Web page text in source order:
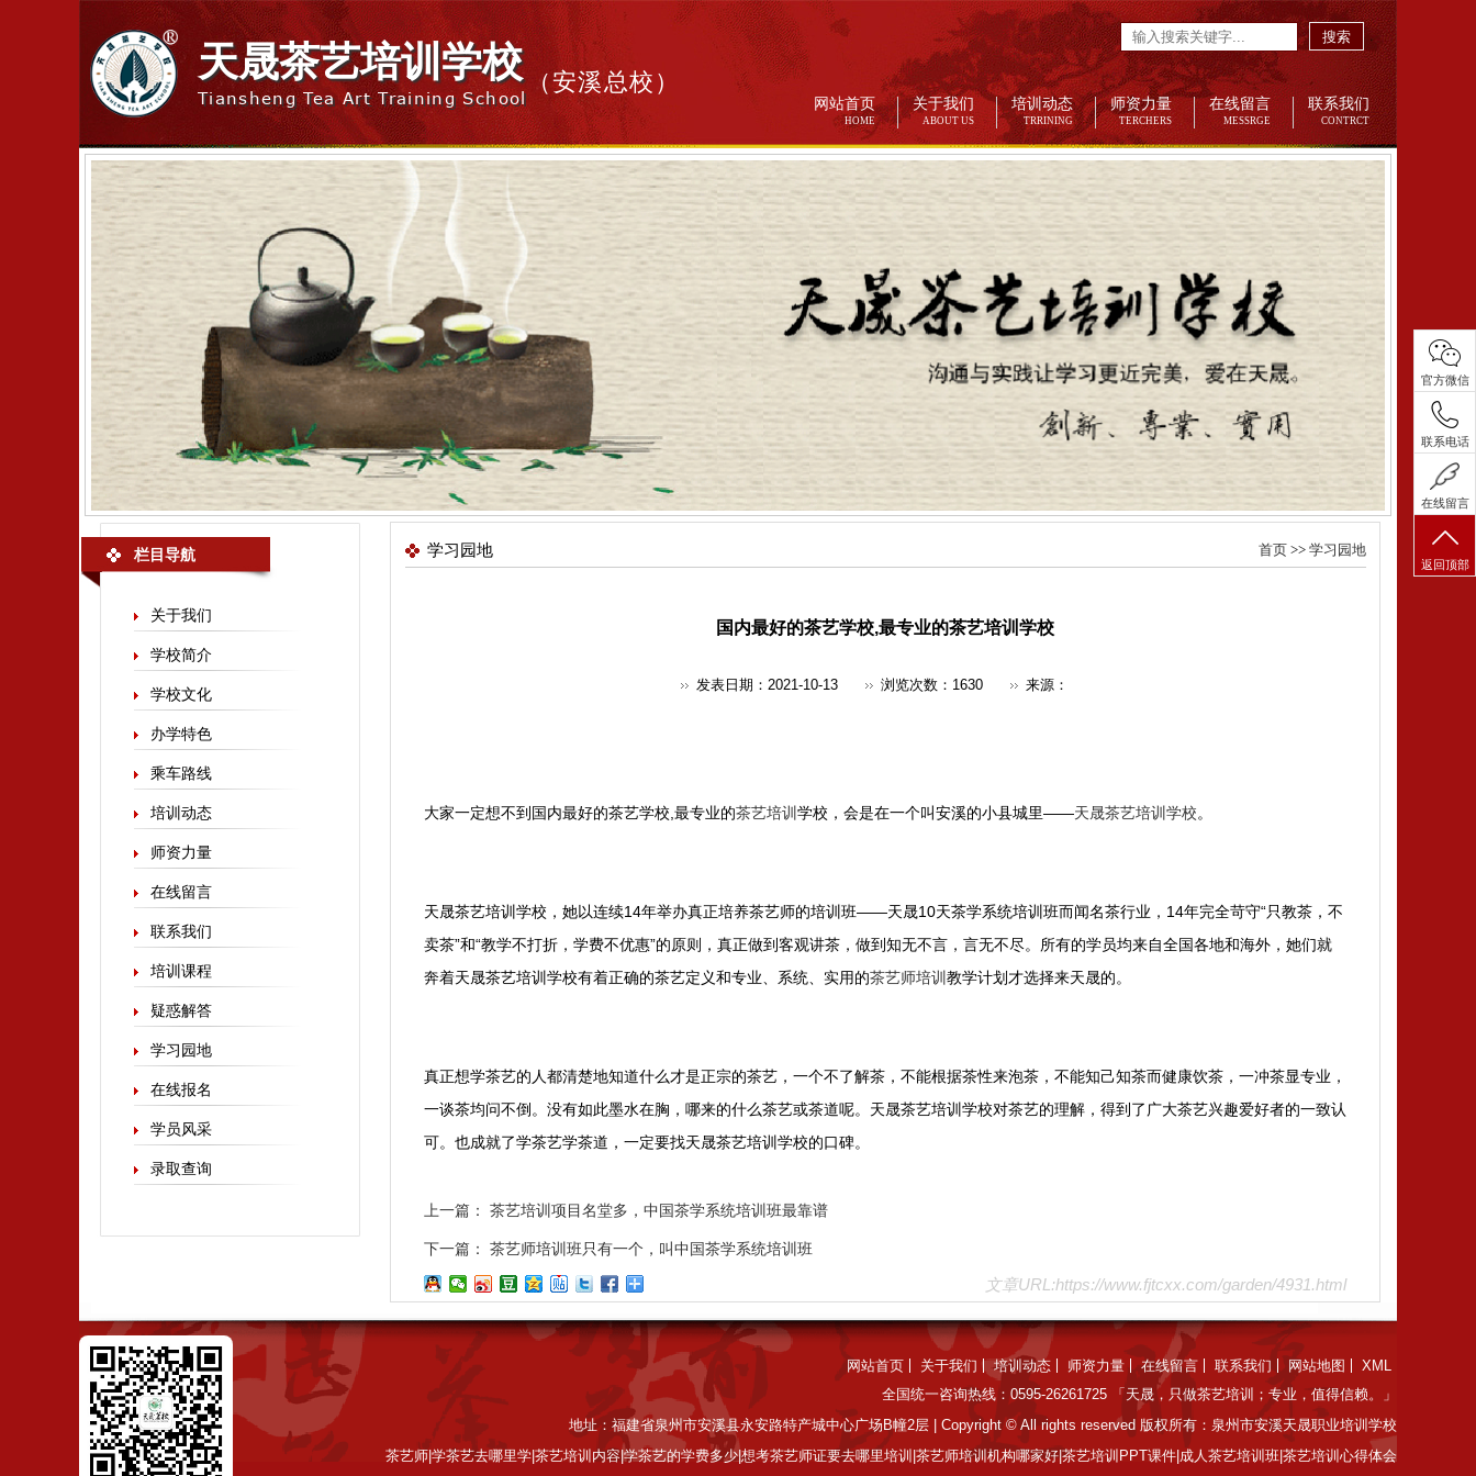
天晟茶艺培训学校
Tiansheng Tea Art Training School
（安溪总校）
网站首页
HOME
关于我们
ABOUT US
培训动态
TRRINING
师资力量
TERCHERS
在线留言
MESSRGE
联系我们
CONTRCT
搜索
栏目导航
关于我们
学校简介
学校文化
办学特色
乘车路线
培训动态
师资力量
在线留言
联系我们
培训课程
疑惑解答
学习园地
在线报名
学员风采
录取查询
首页>> 学习园地
学习园地
国内最好的茶艺学校,最专业的茶艺培训学校
发表日期：2021-10-13 浏览次数： 1630 来源：
大家一定想不到国内最好的茶艺学校,最专业的茶艺培训 学校，会是在一个叫安溪的小县城里——天晟茶艺培训学校。
天晟茶艺培训学校，她以连续14年举办真正培养茶艺师的培训班——天晟10天茶学系统培训班而闻名茶行业 ，14年完全苛守“只教茶，不
卖茶”和“教学不打折，学费不优惠”的原则，真正做到客观讲茶，做到知无不言，言无不尽。所有的学员均来自全国各地和海外，她们就
奔着天晟茶艺培训学校有着正确的茶艺定义和专业、系统、实用的茶艺师培训 教学计划才选择来天晟的。
真正想学茶艺的人都清楚地知道什么才是正宗的茶艺，一个不了解茶，不能根据茶性来泡茶，不能知己知茶而健康饮茶，一冲茶显专业，
一谈茶均问不倒。没有如此墨水在胸，哪来的什么茶艺或茶道呢。天晟茶艺培训学校对茶艺的理解，得到了广大茶艺兴趣爱好者的一致认
可。也成就了学茶艺学茶道，一定要找天晟茶艺培训学校的口碑。
上一篇： 茶艺培训项目名堂多，中国茶学系统培训班最靠谱
下一篇： 茶艺师培训班只有一个，叫中国茶学系统培训班
文章URL:https://www.fjtcxx.com/garden/4931.html
网站首页 关于我们 培训动态 师资力量 在线留言 联系我们 网站地图
XML
全国统一咨询热线：0595-26261725 「天晟，只做茶艺培训；专业，值得信赖。」
地址：福建省泉州市安溪县永安路特产城中心广场B幢2层 | Copyright © All rights reserved 版权所有：泉州市安溪天晟职业培训学校
茶艺师|学茶艺去哪里学|茶艺培训内容|学茶艺的学费多少|想考茶艺师证要去哪里培训|茶艺师培训机构哪家好|茶艺培训PPT课件|成人茶艺培训班|茶艺培训心得体会
官方微信
联系电话
在线留言
返回顶部